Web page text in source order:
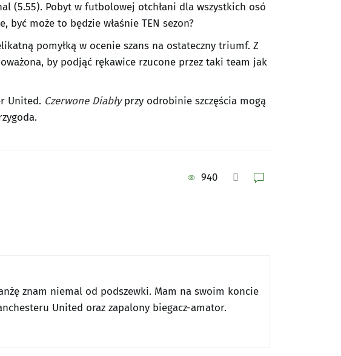
(5.55). Pobyt w futbolowej otchłani dla wszystkich osó
być może to będzie właśnie TEN sezon?
pomyłką w ocenie szans na ostateczny triumf. Z
by podjąć rękawice rzucone przez taki team jak
United. Czerwone Diabłyprzy odrobinie szczęścia mogą
940
znam niemal od podszewki. Mam na swoim koncie
United oraz zapalony biegacz-amator.